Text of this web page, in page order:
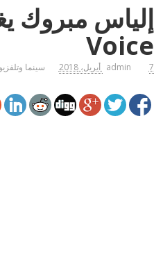
Voice
admin 7 أبريل، 2018 سينما